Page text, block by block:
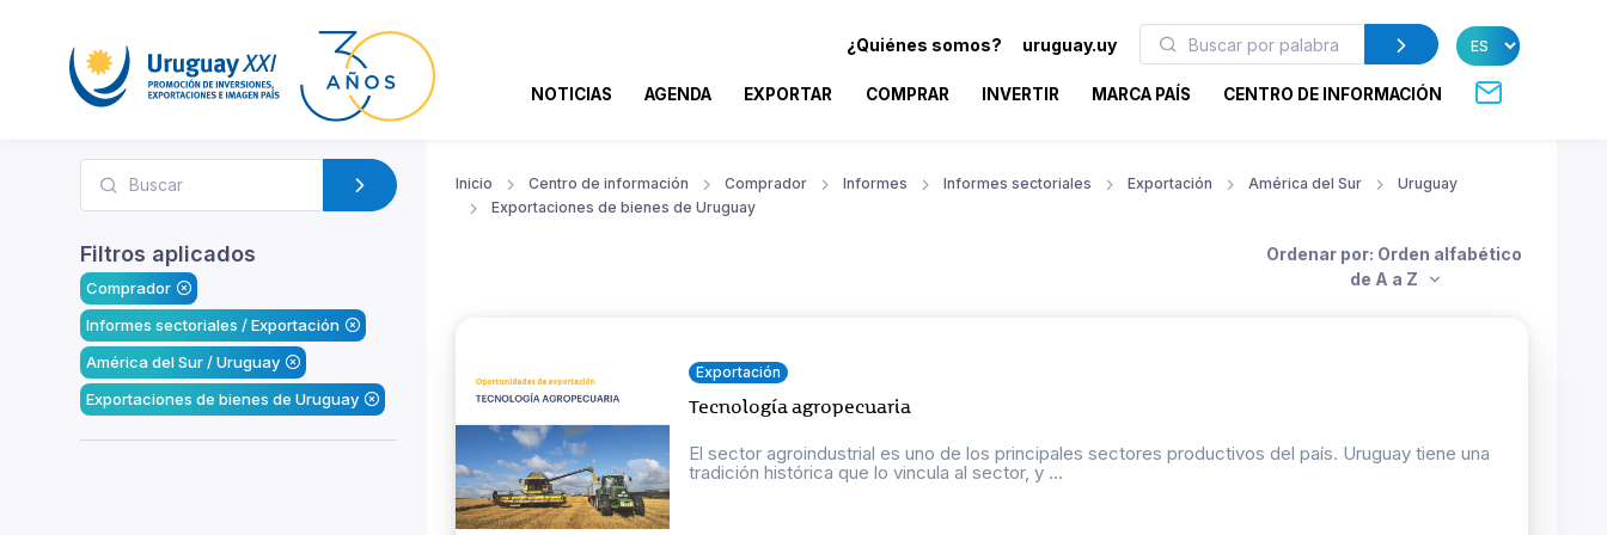
¿Quiénes somos? uruguay.uy
NOTICIAS AGENDA EXPORTAR COMPRAR INVERTIR MARCA PAÍS CENTRO DE INFORMACIÓN
Filtros aplicados
Comprador
Informes sectoriales / Exportación
América del Sur / Uruguay
Exportaciones de bienes de Uruguay
Inicio Centro de información Comprador Informes Informes sectoriales Exportación América del Sur
Uruguay
Exportaciones de bienes de Uruguay
Ordenar por: Orden alfabético
de A a Z
Exportación
Tecnología agropecuaria
El sector agroindustrial es uno de los principales sectores productivos del país. Uruguay tiene una
tradición histórica que lo vincula al sector, y ...